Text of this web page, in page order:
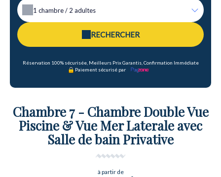
1 chambre / 2 adultes
RECHERCHER
Réservation 100% sécurisée, Meilleurs Prix Garantis, Confirmation Immédiate
Paiement sécurisé par
Chambre 7 - Chambre Double Vue
Piscine & Vue Mer Laterale avec
Salle de bain Privative
à partir de